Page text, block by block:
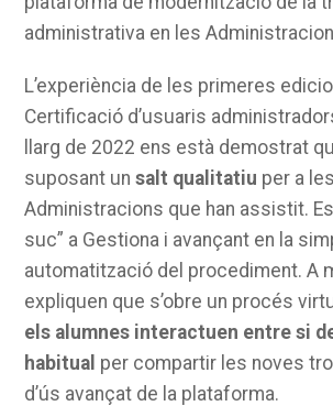
administrativa en les
L’experiència de les primeres
Certificació d’usuaris
llarg de 2022 ens està demostrat
suposant un salt qualitatiu per a les
Administracions que han assistit.
suc” a Gestiona i avançant en la
automatització del procediment. A
expliquen que s’obre un procés
els alumnes interactuen entre si
habitual per compartir les noves
d’ús avançat de la plataforma.